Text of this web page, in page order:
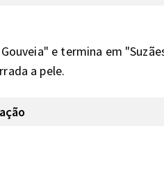
e termina em
a pele.